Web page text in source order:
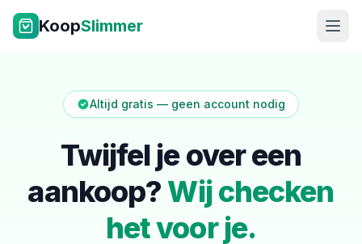
Ga naar inhoud
KoopSlimmer
NL|EN
Altijd gratis — geen account nodig
Twijfel je over een
aankoop? Wij checken
het voor je.